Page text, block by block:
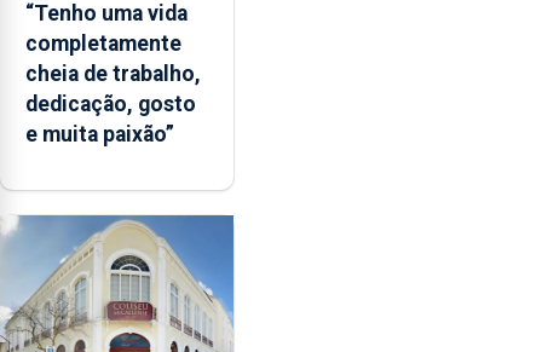
“Tenho uma vida
completamente
cheia de trabalho,
dedicação, gosto
e muita paixão”